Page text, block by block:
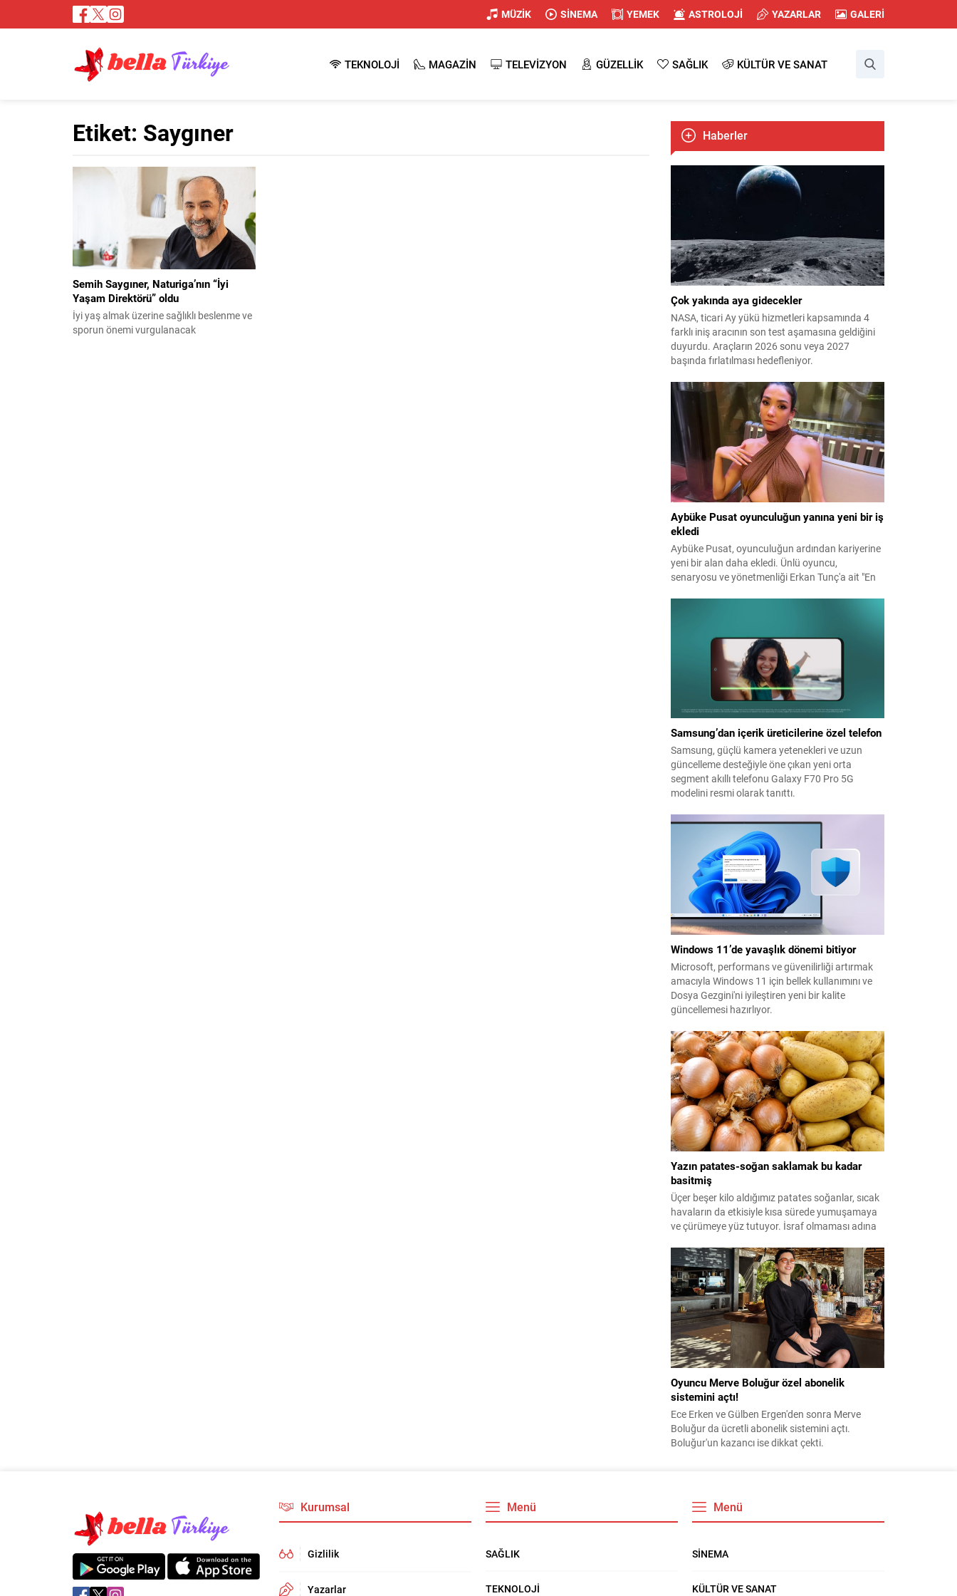
MÜZİK SİNEMA YEMEK ASTROLOJİ YAZARLAR GALERİ
TEKNOLOJİ MAGAZİN TELEVİZYON GÜZELLİK SAĞLIK KÜLTÜR VE SANAT
Etiket: Saygıner
Semih Saygıner, Naturiga’nın “İyi
Yaşam Direktörü” oldu
İyi yaş almak üzerine sağlıklı beslenme ve
sporun önemi vurgulanacak
Haberler
Çok yakında aya gidecekler
NASA, ticari Ay yükü hizmetleri kapsamında 4
farklı iniş aracının son test aşamasına geldiğini
duyurdu. Araçların 2026 sonu veya 2027
başında fırlatılması hedefleniyor.
Aybüke Pusat oyunculuğun yanına yeni bir iş
ekledi
Aybüke Pusat, oyunculuğun ardından kariyerine
yeni bir alan daha ekledi. Ünlü oyuncu,
senaryosu ve yönetmenliği Erkan Tunç'a ait "En
Samsung’dan içerik üreticilerine özel telefon
Samsung, güçlü kamera yetenekleri ve uzun
güncelleme desteğiyle öne çıkan yeni orta
segment akıllı telefonu Galaxy F70 Pro 5G
modelini resmi olarak tanıttı.
Windows 11’de yavaşlık dönemi bitiyor
Microsoft, performans ve güvenilirliği artırmak
amacıyla Windows 11 için bellek kullanımını ve
Dosya Gezgini'ni iyileştiren yeni bir kalite
güncellemesi hazırlıyor.
Yazın patates-soğan saklamak bu kadar
basitmiş
Üçer beşer kilo aldığımız patates soğanlar, sıcak
havaların da etkisiyle kısa sürede yumuşamaya
ve çürümeye yüz tutuyor. İsraf olmaması adına
merak ediliyor. Meğer formülü çok basitmiş...
Oyuncu Merve Boluğur özel abonelik
sistemini açtı!
Ece Erken ve Gülben Ergen'den sonra Merve
Boluğur da ücretli abonelik sistemini açtı.
Boluğur'un kazancı ise dikkat çekti.
Kurumsal
Gizlilik
Yazarlar
Menü
SAĞLIK
TEKNOLOJİ
Menü
SİNEMA
KÜLTÜR VE SANAT